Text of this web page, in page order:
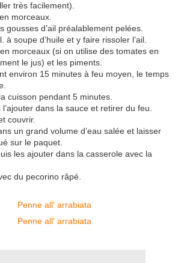
très facilement).
morceaux.
gousses d’ail préalablement pelées.
à soupe d’huile et y faire rissoler l’ail.
morceaux (si on utilise des tomates en
le jus) et les piments.
environ 15 minutes à feu moyen, le temps
cuisson pendant 5 minutes.
dans la sauce et retirer du feu.
couvrir.
un grand volume d’eau salée et laisser
sur le paquet.
les ajouter dans la casserole avec la
du pecorino râpé.